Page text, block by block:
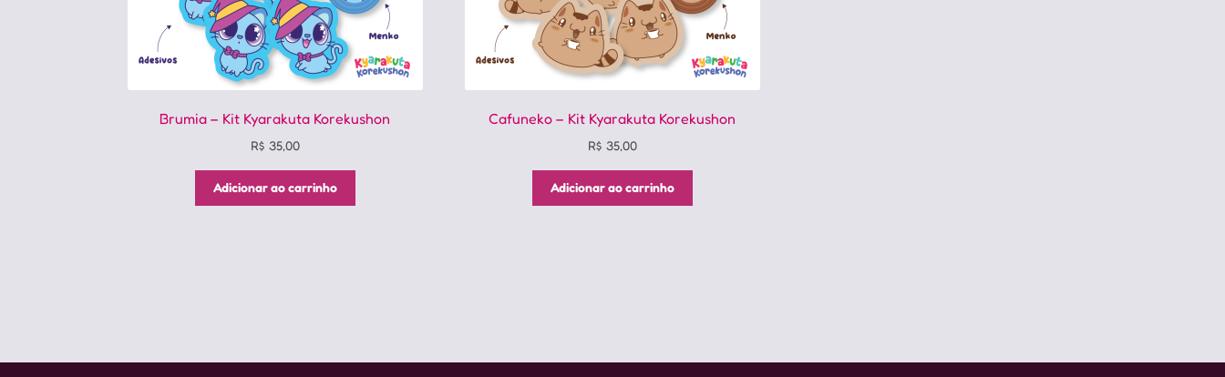
Brumia – Kit Kyarakuta Korekushon
R$ 35,00
Adicionar ao carrinho
Cafuneko – Kit Kyarakuta Korekushon
R$ 35,00
Adicionar ao carrinho